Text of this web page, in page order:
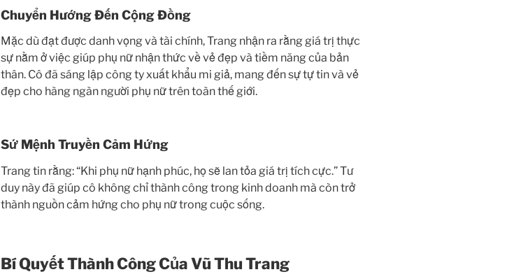
Chuyển Hướng Đến Cộng Đồng
Mặc dù đạt được danh vọng và tài chính, Trang nhận ra rằng giá trị thực
sự nằm ở việc giúp phụ nữ nhận thức về vẻ đẹp và tiềm năng của bản
thân. Cô đã sáng lập công ty xuất khẩu mi giả, mang đến sự tự tin và vẻ
đẹp cho hàng ngàn người phụ nữ trên toàn thế giới.
Sứ Mệnh Truyền Cảm Hứng
Trang tin rằng: “Khi phụ nữ hạnh phúc, họ sẽ lan tỏa giá trị tích cực.” Tư
duy này đã giúp cô không chỉ thành công trong kinh doanh mà còn trở
thành nguồn cảm hứng cho phụ nữ trong cuộc sống.
Bí Quyết Thành Công Của Vũ Thu Trang